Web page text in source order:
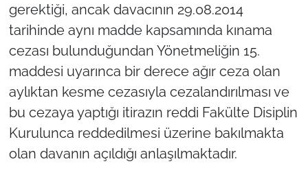
gerektiği, ancak davacının 29.08.2014
tarihinde aynı madde kapsamında kınama
cezası bulunduğundan Yönetmeliğin 15.
maddesi uyarınca bir derece ağır ceza olan
aylıktan kesme cezasıyla cezalandırılması ve
bu cezaya yaptığı itirazın reddi Fakülte Disiplin
Kurulunca reddedilmesi üzerine bakılmakta
olan davanın açıldığı anlaşılmaktadır.